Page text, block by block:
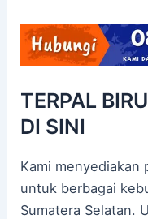
TERPAL
DI SINI
Kami
untuk berbagai
Sumatera Selatan.